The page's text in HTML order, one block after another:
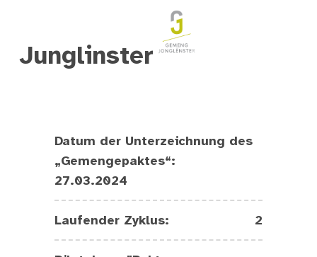
Junglinster
Datum der Unterzeichnung des
„Gemengepaktes“:
27.03.2024
Laufender Zyklus: 2